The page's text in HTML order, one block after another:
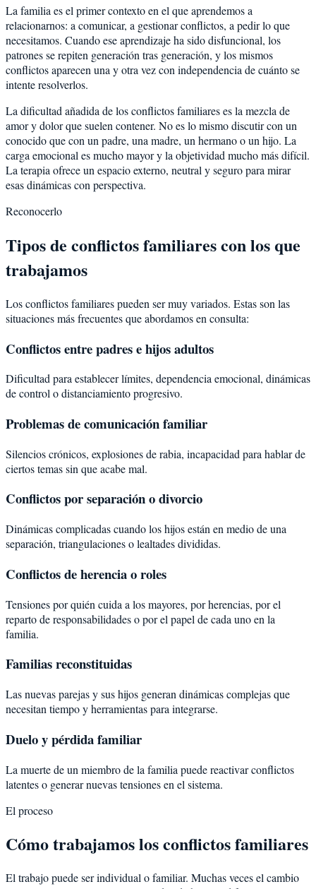
La familia es el primer contexto en el que aprendemos a
relacionarnos: a comunicar, a gestionar conflictos, a pedir lo que
necesitamos. Cuando ese aprendizaje ha sido disfuncional, los
patrones se repiten generación tras generación, y los mismos
conflictos aparecen una y otra vez con independencia de cuánto se
intente resolverlos.
La dificultad añadida de los conflictos familiares es la mezcla de
amor y dolor que suelen contener. No es lo mismo discutir con un
conocido que con un padre, una madre, un hermano o un hijo. La
carga emocional es mucho mayor y la objetividad mucho más difícil.
La terapia ofrece un espacio externo, neutral y seguro para mirar
esas dinámicas con perspectiva.
Reconocerlo
Tipos de conflictos familiares con los que
trabajamos
Los conflictos familiares pueden ser muy variados. Estas son las
situaciones más frecuentes que abordamos en consulta:
Conflictos entre padres e hijos adultos
Dificultad para establecer límites, dependencia emocional, dinámicas
de control o distanciamiento progresivo.
Problemas de comunicación familiar
Silencios crónicos, explosiones de rabia, incapacidad para hablar de
ciertos temas sin que acabe mal.
Conflictos por separación o divorcio
Dinámicas complicadas cuando los hijos están en medio de una
separación, triangulaciones o lealtades divididas.
Conflictos de herencia o roles
Tensiones por quién cuida a los mayores, por herencias, por el
reparto de responsabilidades o por el papel de cada uno en la
familia.
Familias reconstituidas
Las nuevas parejas y sus hijos generan dinámicas complejas que
necesitan tiempo y herramientas para integrarse.
Duelo y pérdida familiar
La muerte de un miembro de la familia puede reactivar conflictos
latentes o generar nuevas tensiones en el sistema.
El proceso
Cómo trabajamos los conflictos familiares
El trabajo puede ser individual o familiar. Muchas veces el cambio